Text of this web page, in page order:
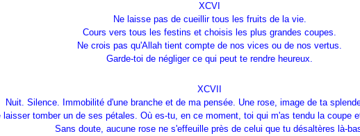
XCVI
Ne laisse pas de cueillir tous les fruits de la vie.
Cours vers tous les festins et choisis les plus grandes coupes.
Ne crois pas qu'Allah tient compte de nos vices ou de nos vertus.
Garde-toi de négliger ce qui peut te rendre heureux.
XCVII
Nuit. Silence. Immobilité d'une branche et de ma pensée. Une rose, image de ta
laisser tomber un de ses pétales. Où es-tu, en ce moment, toi qui m'as tendu la coupe
Sans doute, aucune rose ne s'effeuille près de celui que tu désaltères là-